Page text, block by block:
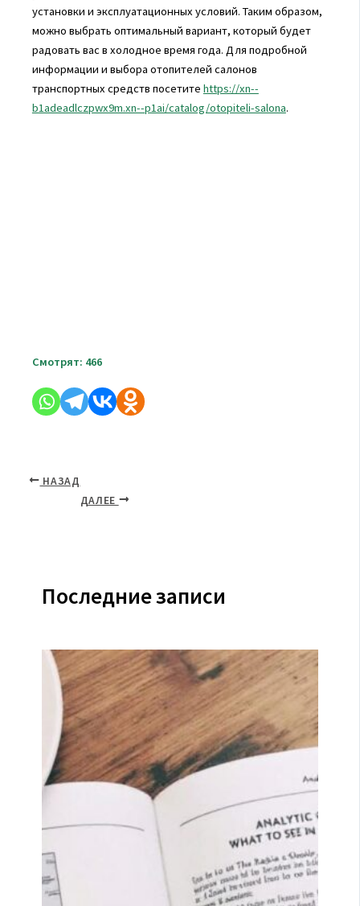
установки и эксплуатационных условий. Таким образом,
можно выбрать оптимальный вариант, который будет
радовать вас в холодное время года. Для подробной
информации и выбора отопителей салонов
транспортных средств посетите https://xn--
b1adeadlczpwx9m.xn--p1ai/catalog/otopiteli-salona.
Смотрят: 466
НАЗАД
ДАЛЕЕ
Последние записи